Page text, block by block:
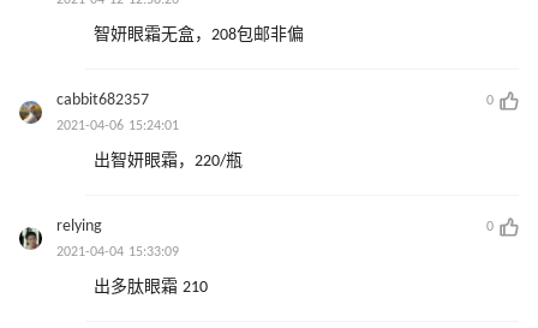
智妍眼霜无盒，208包邮非偏
cabbit682357
0
2021-04-06 15:24:01
出智妍眼霜，220/瓶
relying
0
2021-04-04 15:33:09
出多肽眼霜 210